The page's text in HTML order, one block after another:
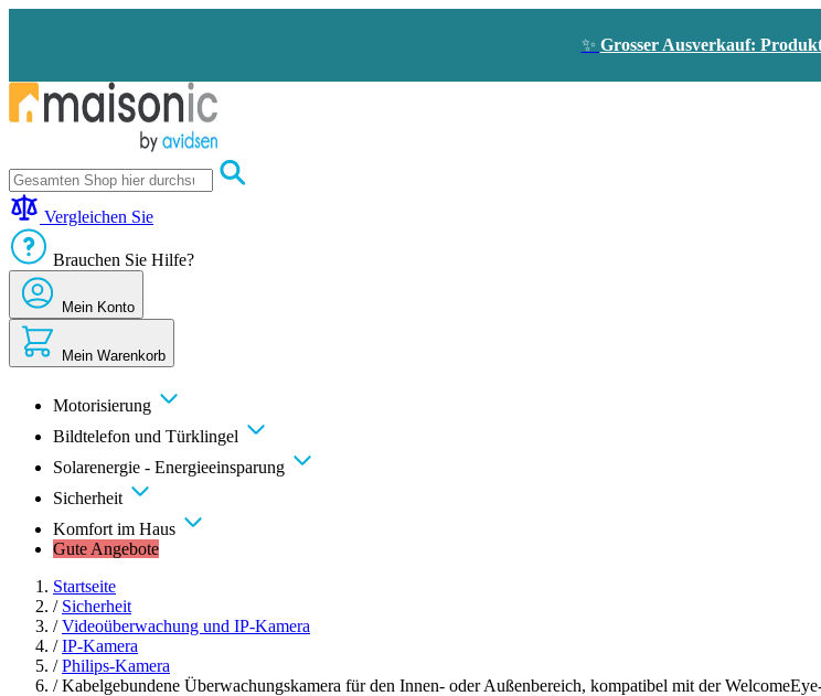
✨ Grosser Ausverkauf:
Motorisierung
und
Solarenergie
Energieeinsparung
Sicherheit
im
Gute
Vergleichen Sie
Brauchen Sie Hilfe?
Mein Konto
Mein Warenkorb
Motorisierung
Bildtelefon und Türklingel
Solarenergie - Energieeinsparung
Sicherheit
Komfort im Haus
Gute Angebote
Startseite
/ Sicherheit
/ Videoüberwachung und IP-Kamera
/ IP-Kamera
/ Philips-Kamera
/ Kabelgebundene Überwachungskamera für den Innen- oder Außenbereich, kompatibel mit der